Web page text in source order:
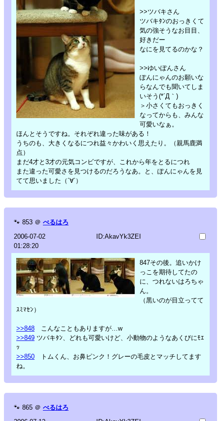
>>ツバキさん
ツバキﾀﾝのおっきくて
気の強そうなお目目、
好きだー
なにを見てるのかな？
>>ゆいぽんさん
ぽんにゃんのお願いな
らなんでも聞いてしま
いそう(*´Д｀)
＞小さくてもおっきく
なってからも、みんな
可愛いなぁ。
ほんとそうですね。それぞれ違った味がある！
うちのも、大きくなるにつれ益々かわいく思えたり。（親馬鹿満
点）
まだ4才と3才の元気コンビですが、これから年をとるにつれ
また違った可愛さを見つけるのだろうなあ。と、ぽんにゃんを見
てて思いました（´∀`）
🐾 853 ＠ べるはろ
2006-07-02
01:28:20
ID:AkavYk3ZEI
847その後。追いかけ
っこを期待してたの
に、つれないはろちゃ
ん。
（黒いのが目立ってて
ｽﾐﾏｾﾝ）
>>848 こんなこともありますが…w
>>849 ツバキﾀﾝ、どれも可愛いけど、小動物のようなあくびにﾓｴ
ｯ
>>850 トムくん、お鼻ピンク！グレーの毛皮とマッチしてます
ね。
🐾 865 ＠ べるはろ